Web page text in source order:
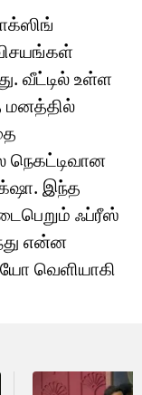
வீட்டில் உள்ள
மனத்தில்
நெகட்டிவான
இந்த
ஃப்ரீஸ்
என்ன
வெளியாகி